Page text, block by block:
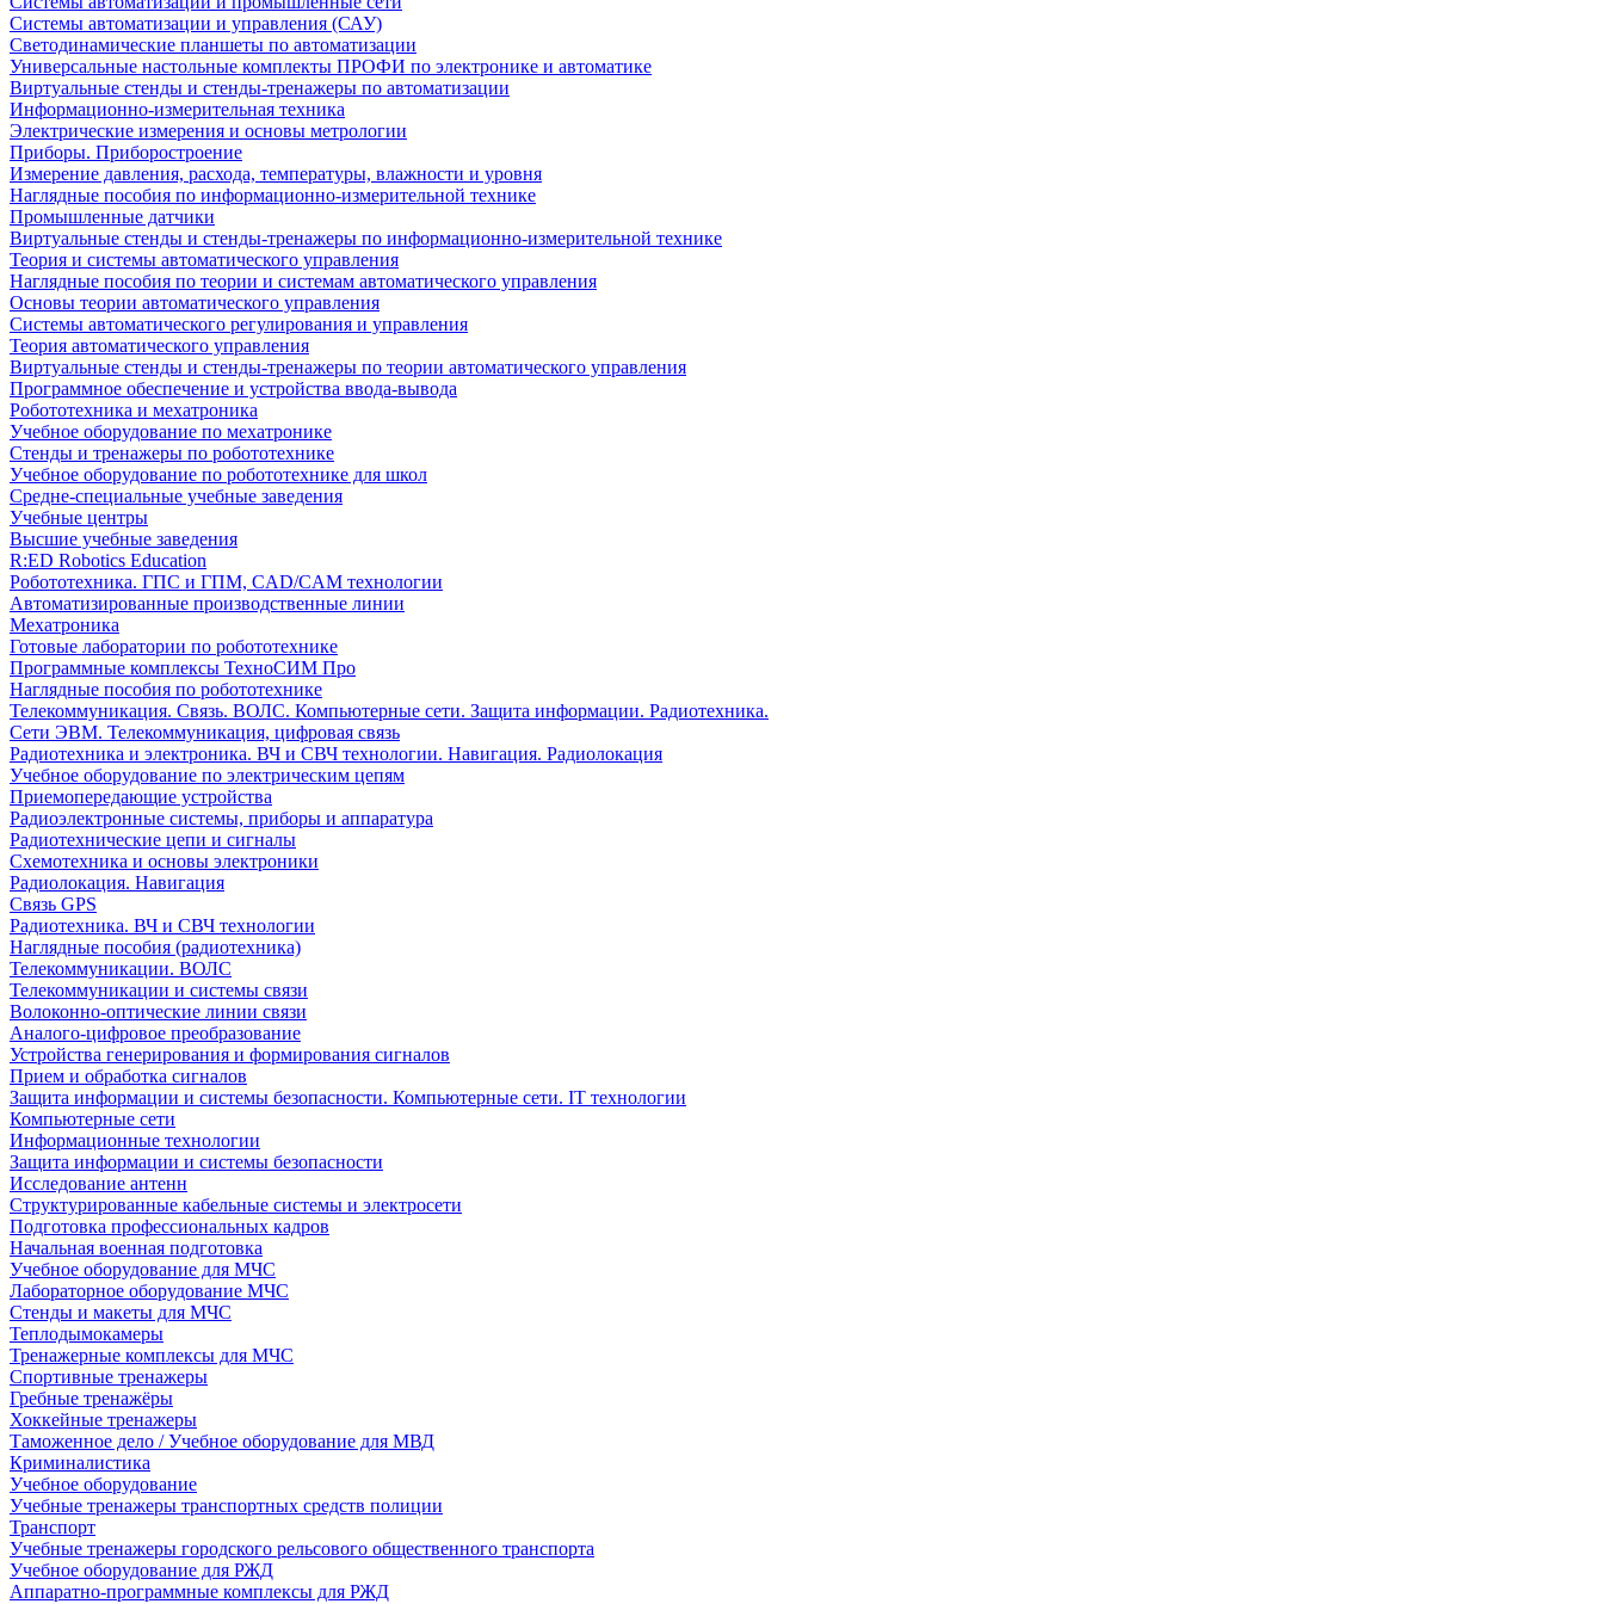
Системы автоматизации и управления (САУ)
Светодинамические планшеты по автоматизации
Универсальные настольные комплекты ПРОФИ по электронике и автоматике
Виртуальные стенды и стенды-тренажеры по автоматизации
Информационно-измерительная техника
Электрические измерения и основы метрологии
Приборы. Приборостроение
Измерение давления, расхода, температуры, влажности и уровня
Наглядные пособия по информационно-измерительной технике
Промышленные датчики
Виртуальные стенды и стенды-тренажеры по информационно-измерительной технике
Теория и системы автоматического управления
Наглядные пособия по теории и системам автоматического управления
Основы теории автоматического управления
Системы автоматического регулирования и управления
Теория автоматического управления
Виртуальные стенды и стенды-тренажеры по теории автоматического управления
Программное обеспечение и устройства ввода-вывода
Робототехника и мехатроника
Учебное оборудование по мехатронике
Стенды и тренажеры по робототехнике
Учебное оборудование по робототехнике для школ
Средне-специальные учебные заведения
Учебные центры
Высшие учебные заведения
R:ED Robotics Education
Робототехника. ГПС и ГПМ, CAD/CAM технологии
Автоматизированные производственные линии
Мехатроника
Готовые лаборатории по робототехнике
Программные комплексы ТехноСИМ Про
Наглядные пособия по робототехнике
Телекоммуникация. Связь. ВОЛС. Компьютерные сети. Защита информации. Радиотехника.
Сети ЭВМ. Телекоммуникация, цифровая связь
Радиотехника и электроника. ВЧ и СВЧ технологии. Навигация. Радиолокация
Учебное оборудование по электрическим цепям
Приемопередающие устройства
Радиоэлектронные системы, приборы и аппаратура
Радиотехнические цепи и сигналы
Схемотехника и основы электроники
Радиолокация. Навигация
Связь GPS
Радиотехника. ВЧ и СВЧ технологии
Наглядные пособия (радиотехника)
Телекоммуникации. ВОЛС
Телекоммуникации и системы связи
Волоконно-оптические линии связи
Аналого-цифровое преобразование
Устройства генерирования и формирования сигналов
Прием и обработка сигналов
Защита информации и системы безопасности. Компьютерные сети. IT технологии
Компьютерные сети
Информационные технологии
Защита информации и системы безопасности
Исследование антенн
Структурированные кабельные системы и электросети
Подготовка профессиональных кадров
Начальная военная подготовка
Учебное оборудование для МЧС
Лабораторное оборудование МЧС
Стенды и макеты для МЧС
Теплодымокамеры
Тренажерные комплексы для МЧС
Спортивные тренажеры
Гребные тренажёры
Хоккейные тренажеры
Таможенное дело / Учебное оборудование для МВД
Криминалистика
Учебное оборудование
Учебные тренажеры транспортных средств полиции
Транспорт
Учебные тренажеры городского рельсового общественного транспорта
Учебное оборудование для РЖД
Аппаратно-программные комплексы для РЖД